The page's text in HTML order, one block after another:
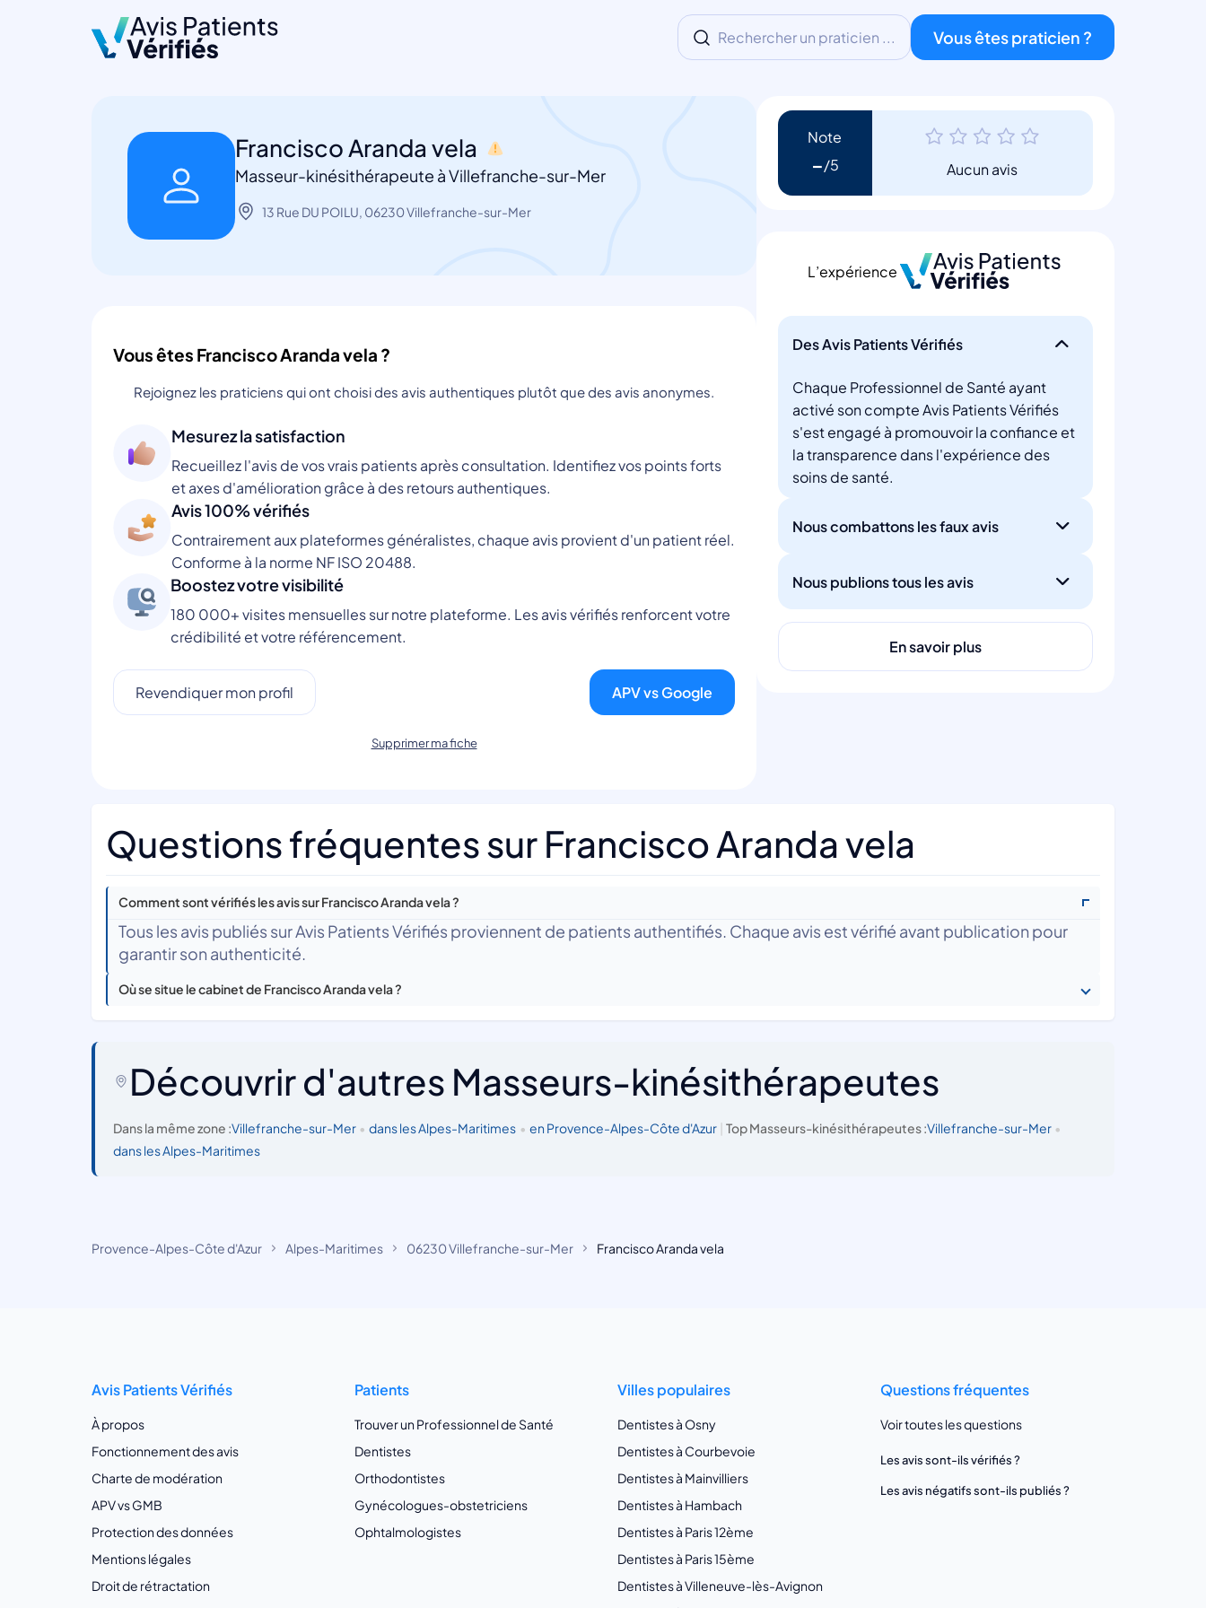
Rechercher un praticien ... Vous êtes praticien ?
Francisco Aranda vela
Masseur-kinésithérapeute à Villefranche-sur-Mer
13 Rue DU POILU, 06230 Villefranche-sur-Mer
Vous êtes Francisco Aranda vela ?
Rejoignez les praticiens qui ont choisi des avis authentiques plutôt que des avis anonymes.
Mesurez la satisfaction
Recueillez l'avis de vos vrais patients après consultation. Identifiez vos points forts
et axes d'amélioration grâce à des retours authentiques.
Avis 100% vérifiés
Contrairement aux plateformes généralistes, chaque avis provient d'un patient réel.
Conforme à la norme NF ISO 20488.
Boostez votre visibilité
180 000+ visites mensuelles sur notre plateforme. Les avis vérifiés renforcent votre
crédibilité et votre référencement.
Revendiquer mon profil APV vs Google
Supprimer ma fiche
Note
- Aucun avis
L’expérience
Des Avis Patients Vérifiés
Chaque Professionnel de Santé ayant
activé son compte Avis Patients Vérifiés
s'est engagé à promouvoir la confiance et
la transparence dans l'expérience des
soins de santé.
Nous combattons les faux avis
Nous publions tous les avis
En savoir plus
Questions fréquentes sur Francisco Aranda vela
Comment sont vérifiés les avis sur Francisco Aranda vela ?
Tous les avis publiés sur Avis Patients Vérifiés proviennent de patients authentifiés. Chaque avis est vérifié avant publication pour
garantir son authenticité.
Où se situe le cabinet de Francisco Aranda vela ?
Découvrir d'autres Masseurs-kinésithérapeutes
Dans la même zone :Villefranche-sur-Mer • dans les Alpes-Maritimes • en Provence-Alpes-Côte d'Azur | Top Masseurs-kinésithérapeutes :Villefranche-sur-Mer •
dans les Alpes-Maritimes
Provence-Alpes-Côte d'Azur Alpes-Maritimes 06230 Villefranche-sur-Mer Francisco Aranda vela
Avis Patients Vérifiés
À propos
Fonctionnement des avis
Charte de modération
APV vs GMB
Protection des données
Mentions légales
Droit de rétractation
Patients
Trouver un Professionnel de Santé
Dentistes
Orthodontistes
Gynécologues-obstetriciens
Ophtalmologistes
Villes populaires
Dentistes à Osny
Dentistes à Courbevoie
Dentistes à Mainvilliers
Dentistes à Hambach
Dentistes à Paris 12ème
Dentistes à Paris 15ème
Dentistes à Villeneuve-lès-Avignon
Questions fréquentes
Voir toutes les questions
Les avis sont-ils vérifiés ?
Les avis négatifs sont-ils publiés ?